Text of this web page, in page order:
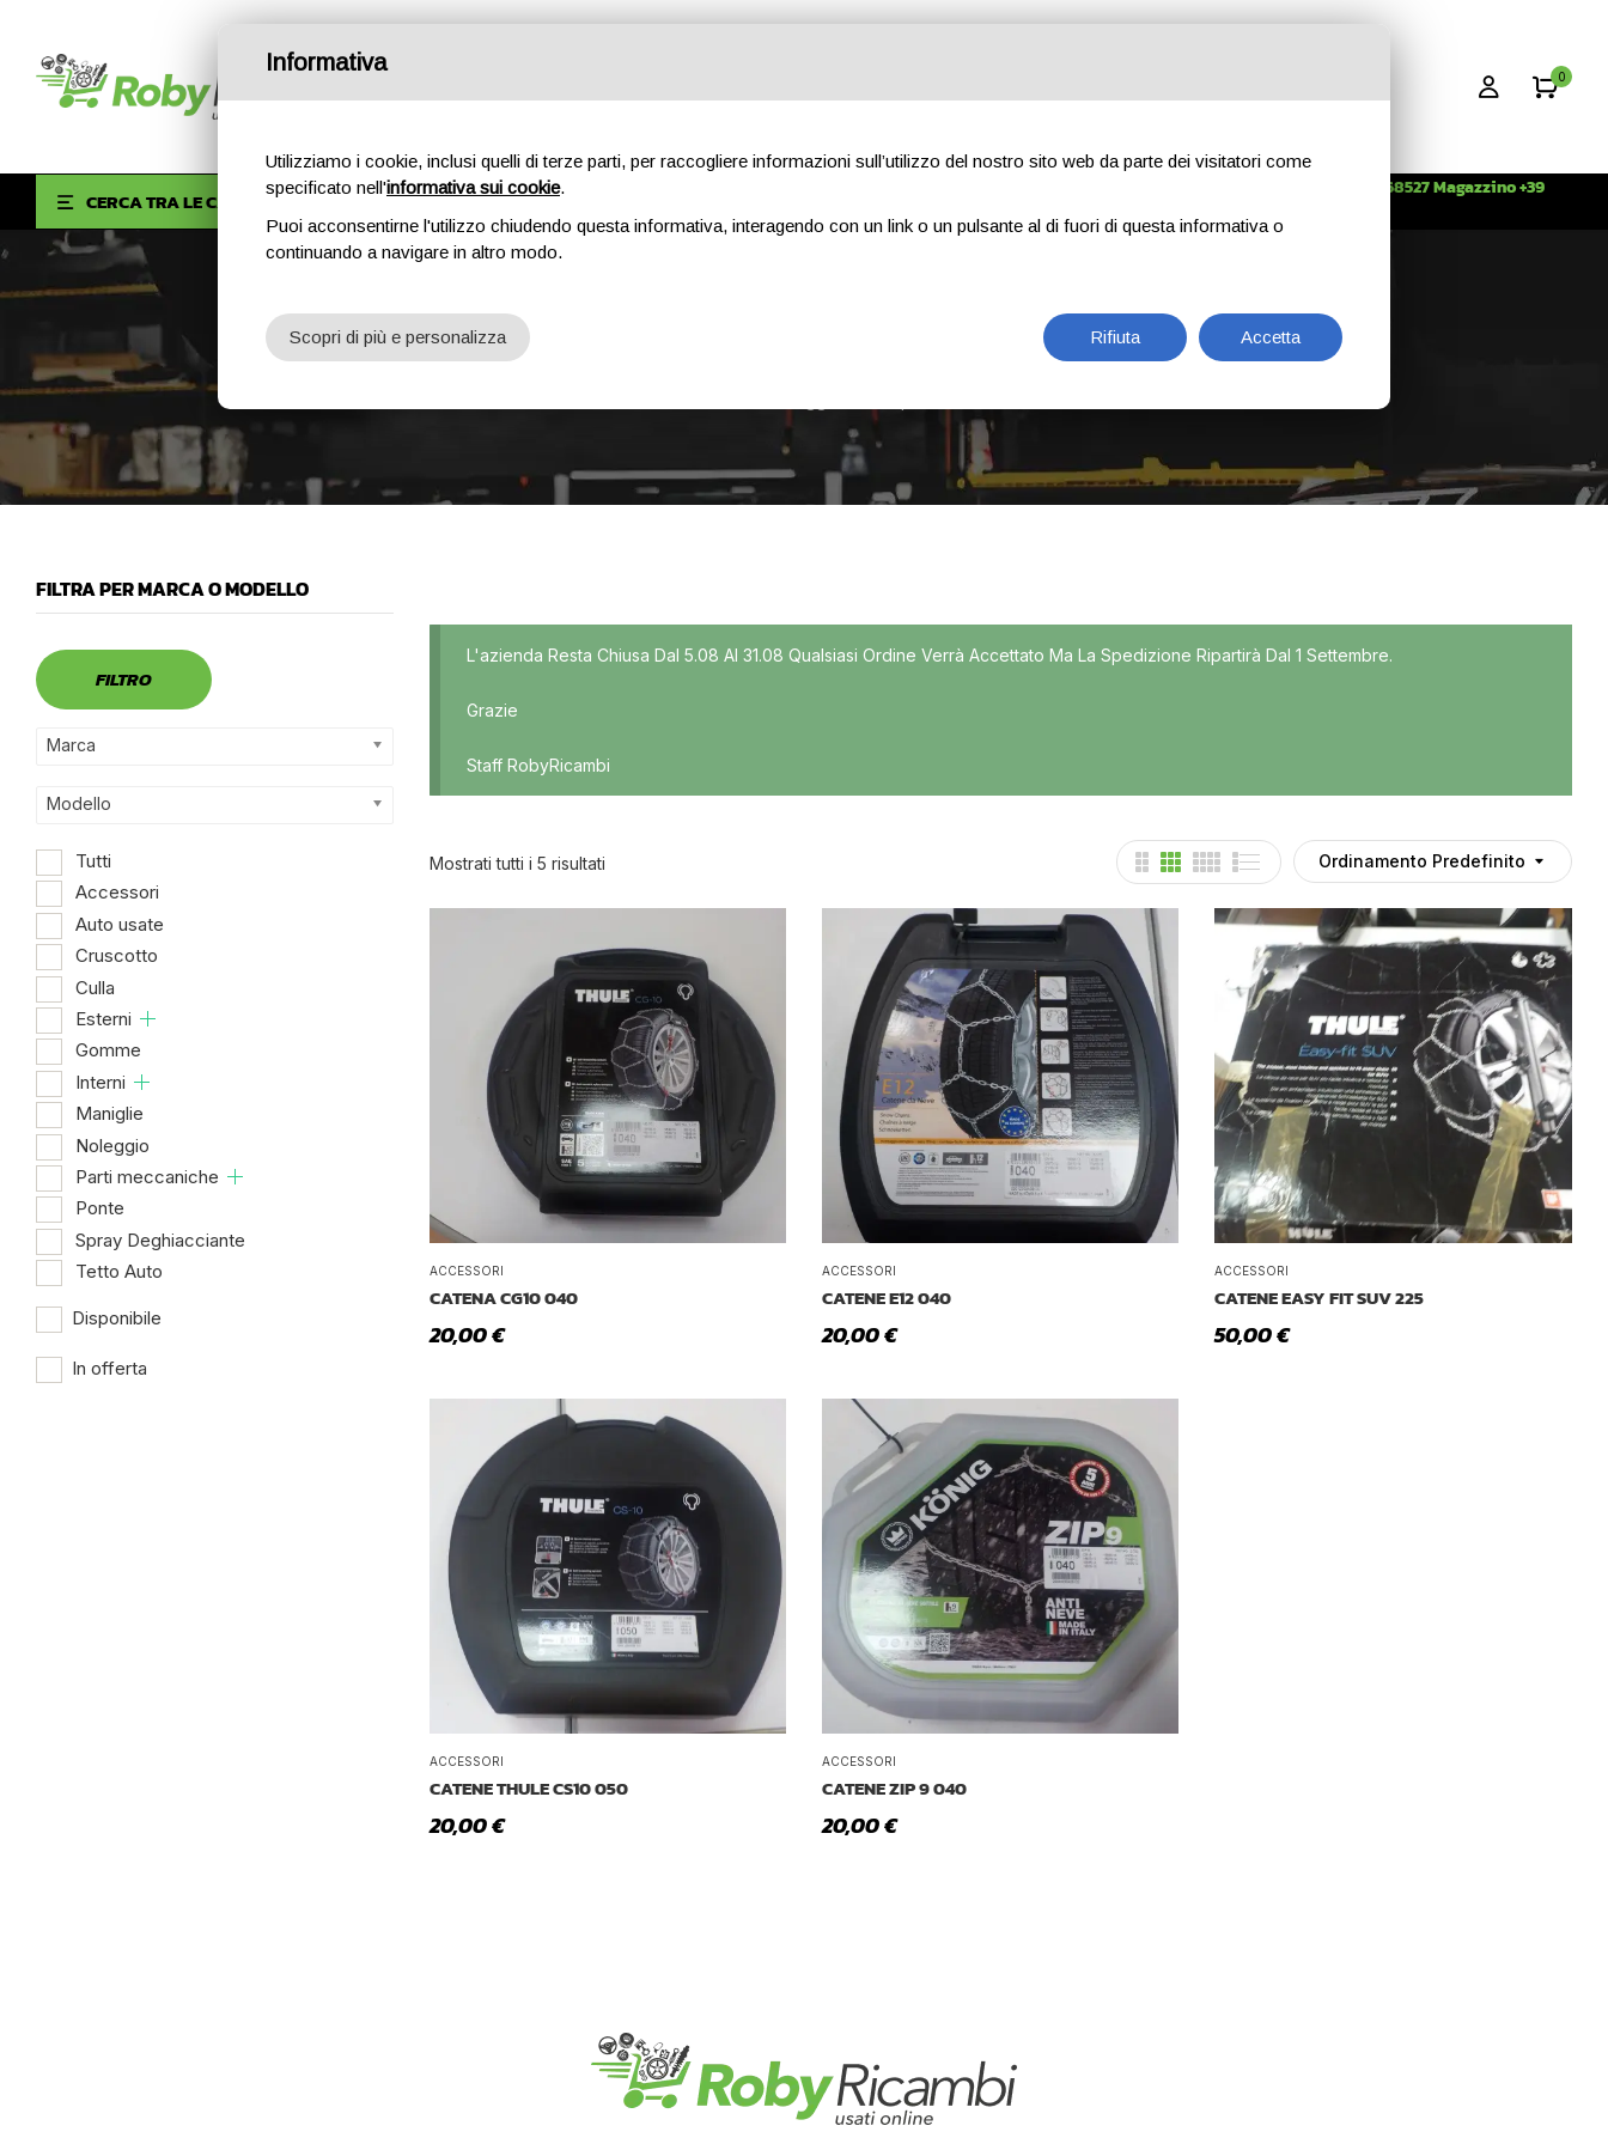
0
CERCA TRA LE CATEGORIE HOME
Info +39 3396268527 Magazzino +39
FILTRA PER MARCA O MODELLO
FILTRO
Marca
Modello
Tutti
Accessori
Auto usate
Cruscotto
Culla
Esterni
Gomme
Interni
Maniglie
Noleggio
Parti meccaniche
Ponte
Spray Deghiacciante
Tetto Auto
Disponibile
In offerta
Gomme
Interni
Maniglie
Noleggio
Parti meccaniche
Ponte
Spray Deghiacciante
Tetto Auto
In offerta
L'azienda Resta Chiusa Dal 5.08 Al 31.08 Qualsiasi Ordine Verrà Accettato Ma La Spedizione Ripartirà Dal 1 Settembre.
Grazie
Staff RobyRicambi
Ordinamento Predefinito
Mostrati tutti i 5 risultati
ACCESSORI
CATENA CG10 040
20,00€
ACCESSORI
CATENE E12 040
20,00€
ACCESSORI
CATENE EASY FIT SUV 225
50,00€
ACCESSORI
CATENE THULE CS10 050
20,00€
ACCESSORI
CATENE ZIP 9 040
20,00€
Informativa
Utilizziamo i cookie, inclusi quelli di terze parti, per raccogliere informazioni sull’utilizzo del nostro sito web da parte dei visitatori come
specificato nell'informativa sui cookie.
Puoi acconsentirne l'utilizzo chiudendo questa informativa, interagendo con un link o un pulsante al di fuori di questa informativa o
continuando a navigare in altro modo.
Rifiuta Accetta
Scopri di più e personalizza